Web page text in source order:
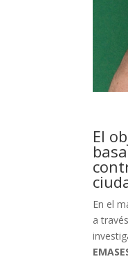
El
En el
a